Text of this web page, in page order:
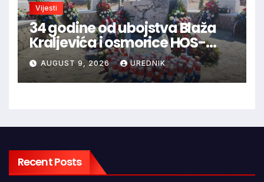
Vijesti
34 godine od ubojstva Blaža
Kraljevića i osmorice HOS-
ovaca: Danas najavljen novi
sudski postupak
AUGUST 9, 2026 UREDNIK
Recent Posts